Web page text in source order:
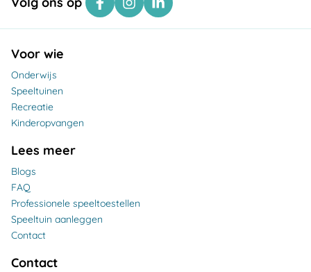
Voor wie
Onderwijs
Speeltuinen
Recreatie
Kinderopvangen
Lees meer
Blogs
FAQ
Professionele speeltoestellen
Speeltuin aanleggen
Contact
Contact